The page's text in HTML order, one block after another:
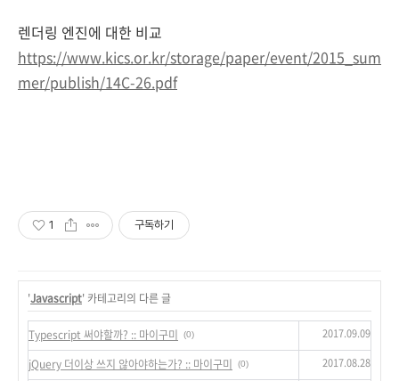
렌더링 엔진에 대한 비교
https://www.kics.or.kr/storage/paper/event/2015_sum
mer/publish/14C-26.pdf
1 구독하기
'Javascript' 카테고리의 다른 글
Typescript 써야할까? :: 마이구미 (0) 2017.09.09
jQuery 더이상 쓰지 않아야하는가? :: 마이구미 (0) 2017.08.28